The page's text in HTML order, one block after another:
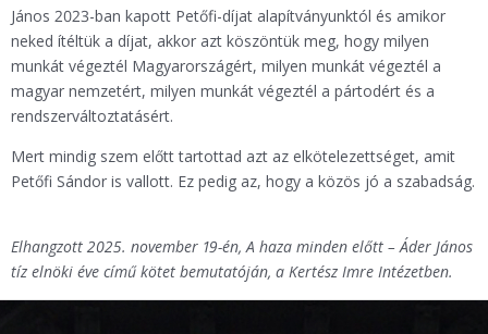
János 2023-ban kapott Petőfi-díjat alapítványunktól és amikor
neked ítéltük a díjat, akkor azt köszöntük meg, hogy milyen
munkát végeztél Magyarországért, milyen munkát végeztél a
magyar nemzetért, milyen munkát végeztél a pártodért és a
rendszerváltoztatásért.
Mert mindig szem előtt tartottad azt az elkötelezettséget, amit
Petőfi Sándor is vallott. Ez pedig az, hogy a közös jó a szabadság.
Elhangzott 2025. november 19-én, A haza minden előtt – Áder János
tíz elnöki éve című kötet bemutatóján, a Kertész Imre Intézetben.